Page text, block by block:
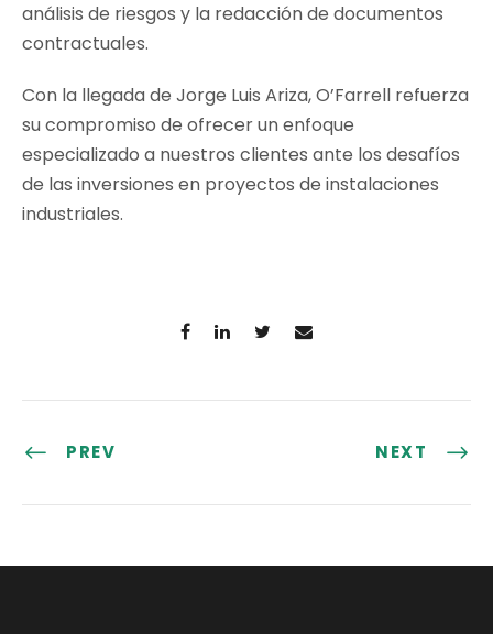
análisis de riesgos y la redacción de documentos
contractuales.
Con la llegada de Jorge Luis Ariza, O’Farrell refuerza
su compromiso de ofrecer un enfoque
especializado a nuestros clientes ante los desafíos
de las inversiones en proyectos de instalaciones
industriales.
PREV NEXT